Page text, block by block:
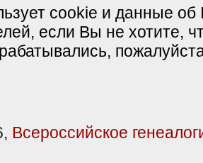
cookie и данные об
если Вы не хотите,
Всероссийское